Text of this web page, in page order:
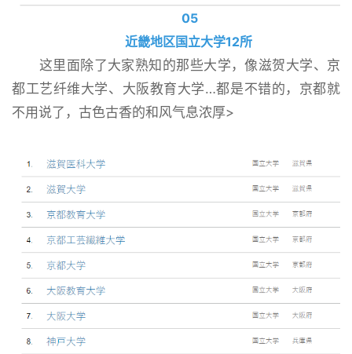
05
近畿地区国立大学12所
这里面除了大家熟知的那些大学，像滋贺大学、京
都工艺纤维大学、大阪教育大学…都是不错的，京都就
不用说了，古色古香的和风气息浓厚>